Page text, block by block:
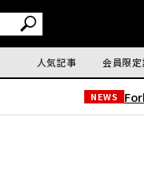
人気記事 会員限定
NEWS